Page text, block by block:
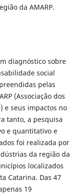
da AMARP.
diagnóstico sobre
social
pelas
(Associação dos
e seus impactos no
tanto, a pesquisa
e quantitativo e
foi realizada por
da região da
localizados
Catarina. Das 47
19